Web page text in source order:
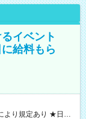
イベント
給料もら